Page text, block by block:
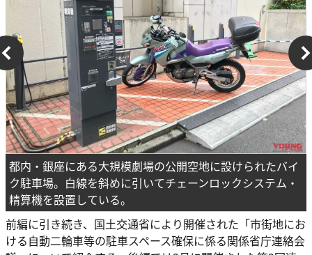
都内・銀座にある大規模劇場の公開空地に設けられたバイ
ク駐車場。白線を斜めに引いてチェーンロックシステム・
精算機を設置している。
前編に引き続き、国土交通省により開催された「市街地にお
ける自動二輪車等の駐車スペース確保に係る関係省庁連絡会